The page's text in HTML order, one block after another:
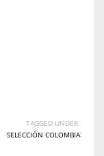
TAGGED UNDER:
SELECCIÓN COLOMBIA